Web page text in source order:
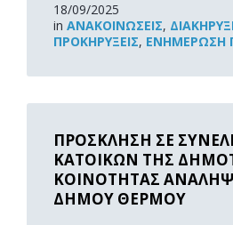
18/09/2025
in ΑΝΑΚOΙΝΏΣΕΙΣ,
ΠΡΟΚΗΡΎΞΕΙΣ, ΕΝΗΜΈΡΩΣΗ
ΠΡΟΣΚΛΗΣΗ ΣΕ
ΚΑΤΟΙΚΩΝ ΤΗΣ
ΚΟΙΝΟΤΗΤΑΣ
ΔΗΜΟΥ ΘΕΡΜΟΥ
Read